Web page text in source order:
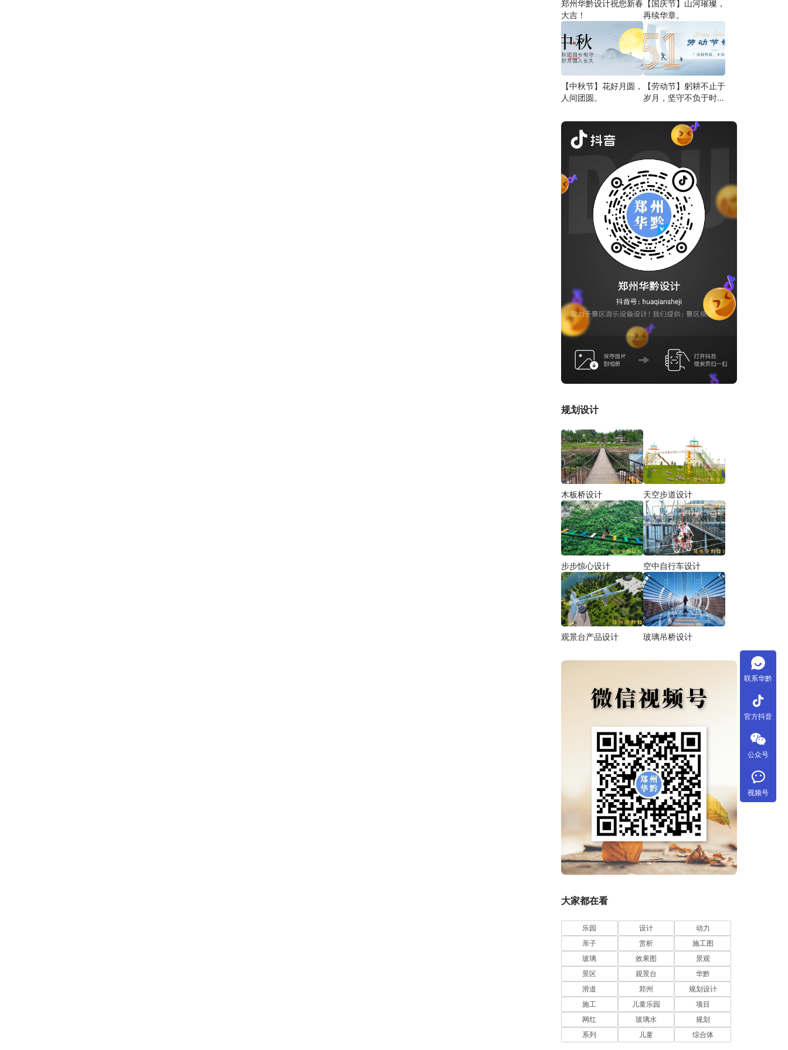
郑州华黔设计祝您新春
大吉！
【国庆节】山河璀璨，
再续华章。
【中秋节】花好月圆，
人间团圆。
【劳动节】躬耕不止于
岁月，坚守不负于时
规划设计
木板桥设计 天空步道设计
步步惊心设计 空中自行车设计
观景台产品设计 玻璃吊桥设计
大家都在看
乐园 设计
动力
亲子
赏析
施工图
玻璃
效果图
景观
景区
观景台
华黔
滑道
郑州
规划设计
施工
儿童乐园
项目
网红
玻璃水
规划
系列
儿童 综合体
联系华黔
tiktok
官方抖音
公众号
视频号